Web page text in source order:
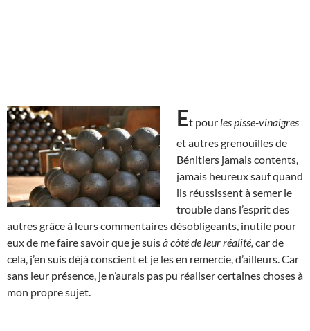
Et pour les pisse-vinaigres
et autres grenouilles de
Bénitiers jamais contents,
jamais heureux sauf quand
ils réussissent à semer le
trouble dans l’esprit des
autres grâce à leurs commentaires désobligeants, inutile pour
eux de me faire savoir que je suisà côté de leur réalité, car de
cela, j’en suis déjà conscient et je les en remercie, d’ailleurs. Car
sans leur présence, je n’aurais pas pu réaliser certaines choses à
mon propre sujet.